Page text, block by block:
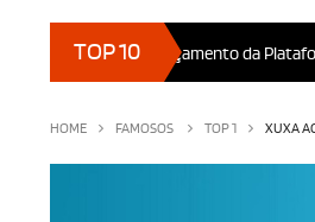
TOP 10
no Lançamento da Plataforma
HOME FAMOSOS TOP 1 XUXA